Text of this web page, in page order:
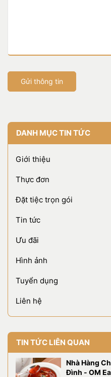
Gửi thông tin
DANH MỤC TIN TỨC
Giới thiệu
Thực đơn
Đặt tiệc trọn gói
Tin tức
Ưu đãi
Hình ảnh
Tuyển dụng
Liên hệ
TIN TỨC LIÊN QUAN
Nhà Hàng
Đình - OM